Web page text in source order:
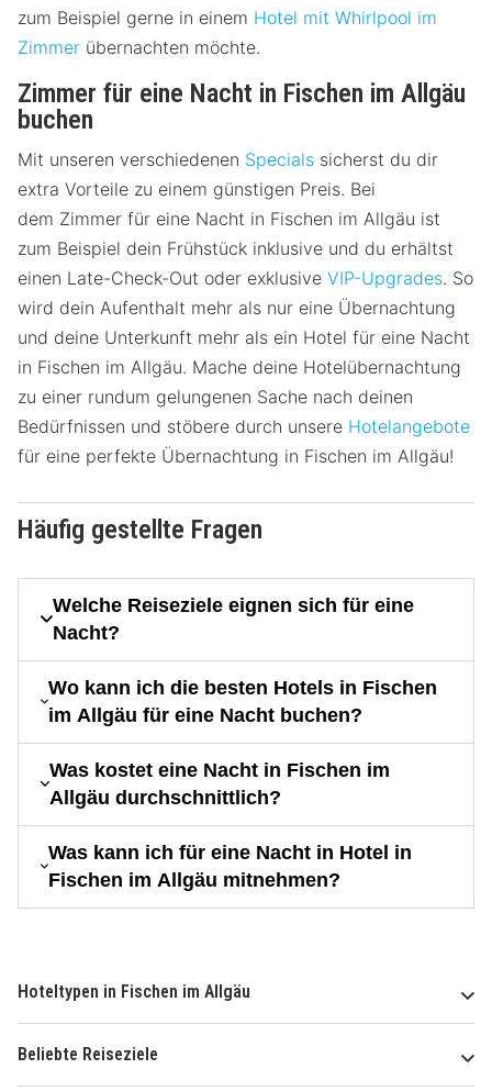
zum Beispiel gerne in einem Hotel mit Whirlpool im
Zimmer übernachten möchte.
Zimmer für eine Nacht in Fischen im Allgäu
buchen
Mit unseren verschiedenen Specials sicherst du dir
extra Vorteile zu einem günstigen Preis. Bei
dem Zimmer für eine Nacht in Fischen im Allgäu ist
zum Beispiel dein Frühstück inklusive und du erhältst
einen Late-Check-Out oder exklusive VIP-Upgrades. So
wird dein Aufenthalt mehr als nur eine Übernachtung
und deine Unterkunft mehr als ein Hotel für eine Nacht
in Fischen im Allgäu. Mache deine Hotelübernachtung
zu einer rundum gelungenen Sache nach deinen
Bedürfnissen und stöbere durch unsere Hotelangebote
für eine perfekte Übernachtung in Fischen im Allgäu!
Häufig gestellte Fragen
Welche Reiseziele eignen sich für eine
Nacht?
Wo kann ich die besten Hotels in Fischen
im Allgäu für eine Nacht buchen?
Was kostet eine Nacht in Fischen im
Allgäu durchschnittlich?
Was kann ich für eine Nacht in Hotel in
Fischen im Allgäu mitnehmen?
Hoteltypen in Fischen im Allgäu
Beliebte Reiseziele